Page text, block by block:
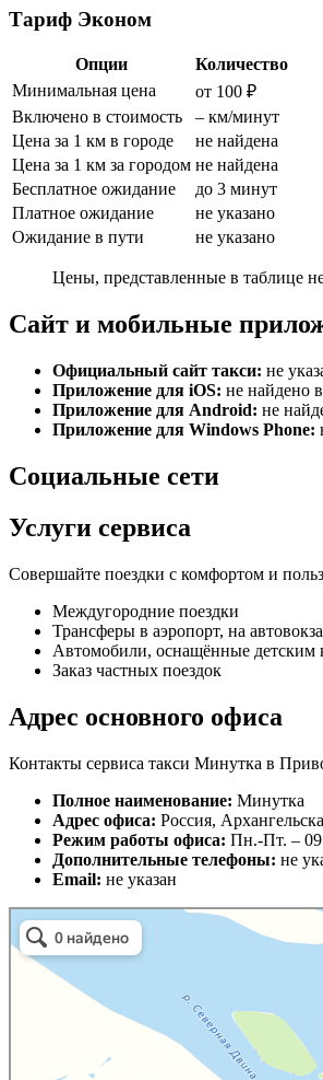
Тариф Эконом
Опции
Количество
Минимальная цена
от 100 ₽
Включено в стоимость
– км/минут
Цена за 1 км в городе
не найдена
Цена за 1 км за городом не найдена
Бесплатное ожидание
до 3 минут
Платное ожидание
не указано
Ожидание в пути
не указано
Цены, представленные в таблице
Сайт и мобильные
Официальный сайт такси: не
Приложение для iOS: не найдено
Приложение для Android: не
Приложение для Windows Phone:
Социальные сети
Услуги сервиса
Совершайте поездки с комфортом и
Междугородние поездки
Трансферы в аэропорт, на
Автомобили, оснащённые детским
Заказ частных поездок
Адрес основного офиса
Контакты сервиса такси Минутка в
Полное наименование: Минутка
Адрес офиса: Россия,
Режим работы офиса: Пн.-Пт. –
Дополнительные телефоны: не
Email: не указан